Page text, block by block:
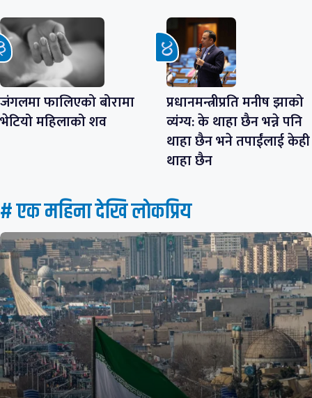
जंगलमा फालिएको बोरामा
भेटियो महिलाको शव
प्रधानमन्त्रीप्रति मनीष झाको
व्यंग्य: के थाहा छैन भन्ने पनि
थाहा छैन भने तपाईंलाई केही
थाहा छैन
# एक महिना देखि लाेकप्रिय